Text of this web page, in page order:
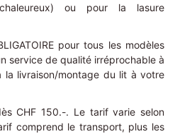
ou pour la lasure
pour tous les modèles
service de qualité irréprochable à
livraison/montage du lit à votre
CHF 150.-. Le tarif varie selon
comprend le transport, plus les